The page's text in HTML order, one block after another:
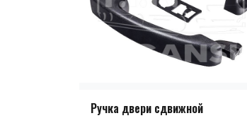
Ручка двери сдвижной